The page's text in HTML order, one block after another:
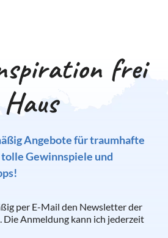
frei
Haus
Angebote für traumhafte
Gewinnspiele und
per E-Mail den Newsletter der
Die Anmeldung kann ich jederzeit